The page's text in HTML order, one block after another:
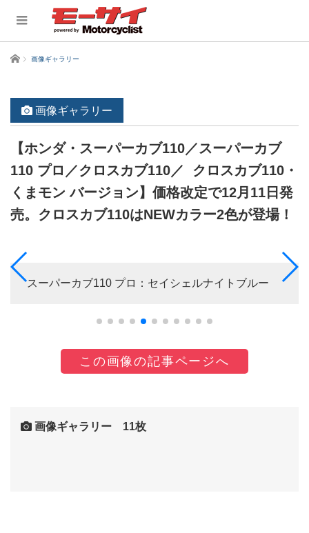
ホーム 画像ギャラリー
画像ギャラリー
【ホンダ・スーパーカブ110／スーパーカブ
110 プロ／クロスカブ110／ クロスカブ110・
くまモン バージョン】価格改定で12月11日発
売。クロスカブ110はNEWカラー2色が登場！
スーパーカブ110 プロ：セイシェルナイトブルー
この画像の記事ページへ
画像ギャラリー 11枚